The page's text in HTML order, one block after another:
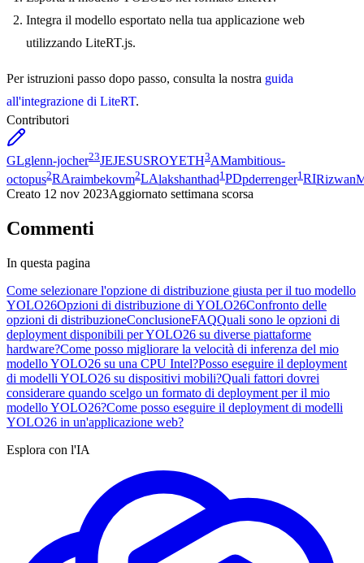
Integra il modello esportato nella tua applicazione web
utilizzando LiteRT.js.
Per istruzioni passo dopo passo, consulta la nostra guida
all'integrazione di LiteRT.
Contributori
GLglenn-jocher23JEJESUSROYETH3AMambitious-
octopus2RAraimbekovm2LAlakshanthad1 PDpderrenger1 RI
Creato 12 nov 2023Aggiornato settimana scorsa
Commenti
In questa pagina
Come selezionare l'opzione di distribuzione giusta per il tuo modello
YOLO26Opzioni di distribuzione di YOLO26Confronto delle
opzioni di distribuzioneConclusioneFAQQuali sono le opzioni di
deployment disponibili per YOLO26 su diverse piattaforme
hardware?Come posso migliorare la velocità di inferenza del mio
modello YOLO26 su una CPU Intel?Posso eseguire il deployment
di modelli YOLO26 su dispositivi mobili?Quali fattori dovrei
considerare quando scelgo un formato di deployment per il mio
modello YOLO26?Come posso eseguire il deployment di modelli
YOLO26 in un'applicazione web?
Esplora con l'IA